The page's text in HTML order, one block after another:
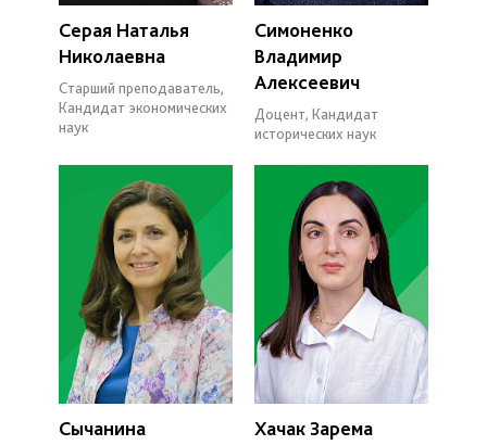
Серая Наталья
Николаевна
Старший преподаватель,
Кандидат экономических
наук
Симоненко
Владимир
Алексеевич
Доцент, Кандидат
исторических наук
Сычанина
Хачак Зарема